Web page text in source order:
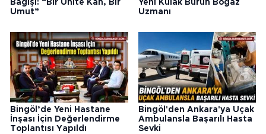
Bağışı: “Bir Ünite Kan, Bir
Umut”
Yeni Kulak Burun Boğaz
Uzmanı
Bingöl’de Yeni Hastane
İnşası İçin Değerlendirme
Toplantısı Yapıldı
Bingöl'den Ankara'ya Uçak
Ambulansla Başarılı Hasta
Sevki